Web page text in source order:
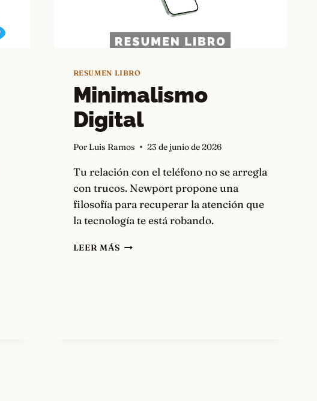
RESUMEN LIBRO
Minimalismo
Digital
Por Luis Ramos 23 de junio de 2026
Tu relación con el teléfono no se arregla
con trucos. Newport propone una
filosofía para recuperar la atención que
la tecnología te está robando.
LEER MÁS MINIMALISMO